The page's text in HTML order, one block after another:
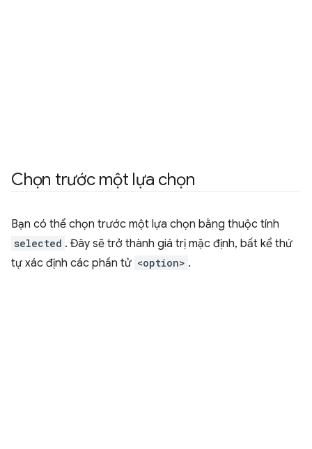
Chọn trước một lựa chọn
Bạn có thể chọn trước một lựa chọn bằng thuộc tính
selected . Đây sẽ trở thành giá trị mặc định, bất kể thứ
tự xác định các phần tử <option> .